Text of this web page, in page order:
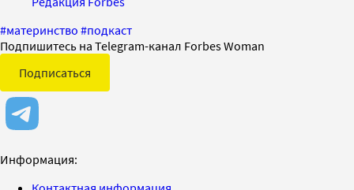
#материнство #подкаст
Подпишитесь на Telegram-канал Forbes Woman
Подписаться
Информация: